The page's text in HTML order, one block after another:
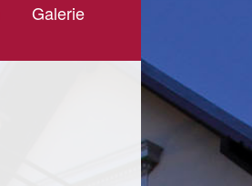
Galerie